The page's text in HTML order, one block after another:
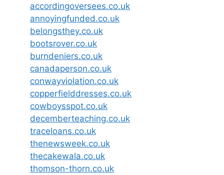
accordingoversees.co.uk
annoyingfunded.co.uk
belongsthey.co.uk
bootsrover.co.uk
burndeniers.co.uk
canadaperson.co.uk
conwayviolation.co.uk
copperfielddresses.co.uk
cowboysspot.co.uk
decemberteaching.co.uk
traceloans.co.uk
thenewsweek.co.uk
thecakewala.co.uk
thomson-thorn.co.uk